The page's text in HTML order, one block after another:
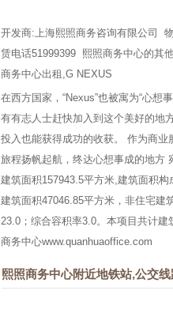
开发商:上海熙照商务咨询有限公司
赁电话51999399 熙照商务中心的其
商务中心出租,G NEXUS
在西方国家，“Nexus”也被寓为“心想
有有志人士赶快加入到这个美好的地
投入也能获得成功的收获。 作为商
旅程扬帆起航，终达心想事成的地方
建筑面积157943.5平方米,建筑面积
建筑面积47046.85平方米，非住宅建
23.0；综合容积率3.0。本项目共计
商务中心www.quanhuaoffice.com
熙照商务中心附近地铁站,公交线